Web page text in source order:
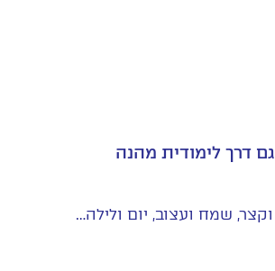
דרך לימודית מהנה
שמח ועצוב, יום ולילה…